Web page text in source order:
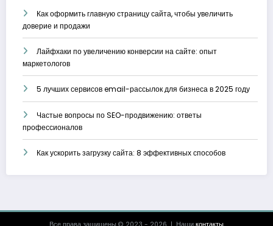
Как оформить главную страницу сайта, чтобы увеличить
доверие и продажи
Лайфхаки по увеличению конверсии на сайте: опыт
маркетологов
5 лучших сервисов email-рассылок для бизнеса в 2025 году
Частые вопросы по SEO-продвижению: ответы
профессионалов
Как ускорить загрузку сайта: 8 эффективных способов